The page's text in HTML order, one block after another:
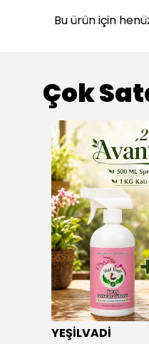
Bu ürün için
Çok
YEŞİLVADİ